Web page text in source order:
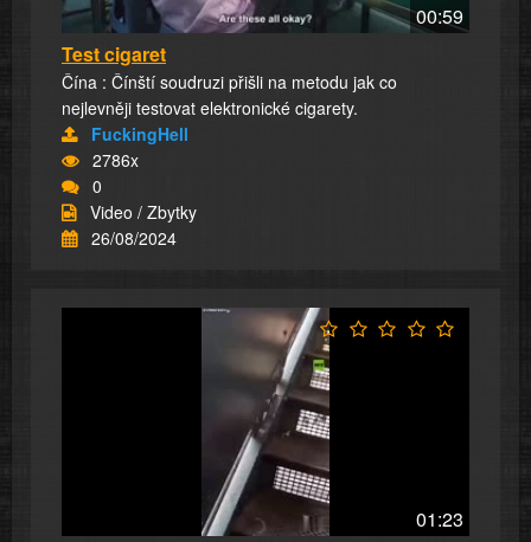
00:59
Test cigaret
Čína : Čínští soudruzi přišli na metodu jak co
nejlevněji testovat elektronické cigarety.
FuckingHell
2786x
0
Video / Zbytky
26/08/2024
01:23